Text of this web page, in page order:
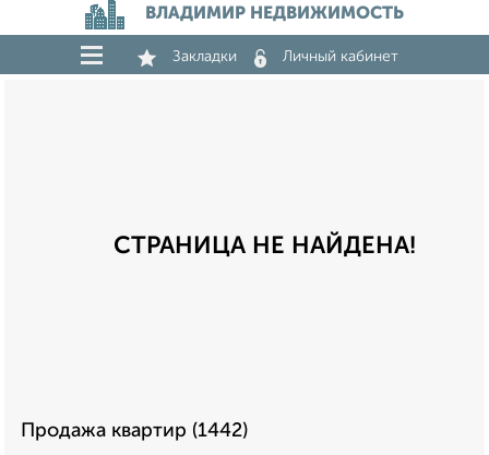
ВЛАДИМИР НЕДВИЖИМОСТЬ
Закладки Личный кабинет
СТРАНИЦА НЕ НАЙДЕНА!
Продажа квартир (1442)